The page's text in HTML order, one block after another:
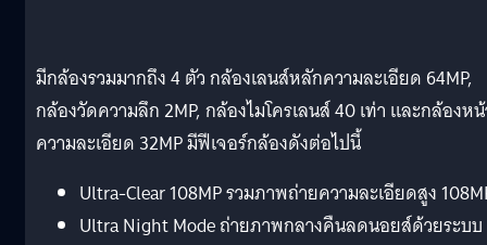
มีกล้องรวมมากถึง 4 ตัว กล้องเลนส์หลักความละเอียด 64MP,
กล้องวัดความลึก 2MP, กล้องไมโครเลนส์ 40 เท่า และกล้องห
ความละเอียด 32MP มีฟีเจอร์กล้องดังต่อไปนี้
Ultra-Clear 108MP รวมภาพถ่ายความละเอียดสูง
Ultra Night Mode ถ่ายภาพกลางคืนลดนอยส์ด้วยระบบ